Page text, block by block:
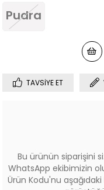
Pudra
TAVSIYE ET
Bu ürünün siparişini
WhatsApp ekibimizin
Ürün Kodu'nu